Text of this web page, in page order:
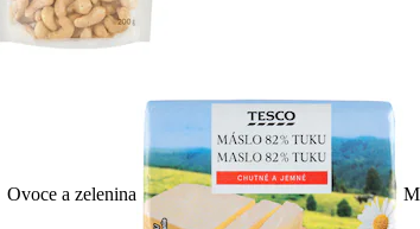
Ovoce a zelenina